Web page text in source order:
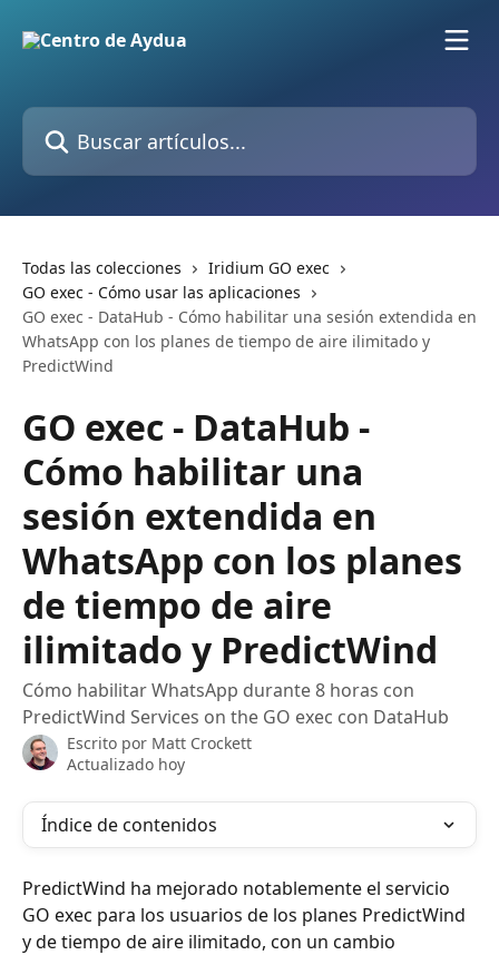
Buscar artículos...
Todas las colecciones
Iridium GO exec
GO exec - Cómo usar las aplicaciones
GO exec - DataHub - Cómo habilitar una sesión extendida en
WhatsApp con los planes de tiempo de aire ilimitado y
PredictWind
GO exec - DataHub -
Cómo habilitar una
sesión extendida en
WhatsApp con los planes
de tiempo de aire
ilimitado y PredictWind
Cómo habilitar WhatsApp durante 8 horas con
PredictWind Services on the GO exec con DataHub
Escrito por Matt Crockett
Actualizado hoy
Índice de contenidos
PredictWind ha mejorado notablemente el servicio
GO exec para los usuarios de los planes PredictWind
y de tiempo de aire ilimitado, con un cambio